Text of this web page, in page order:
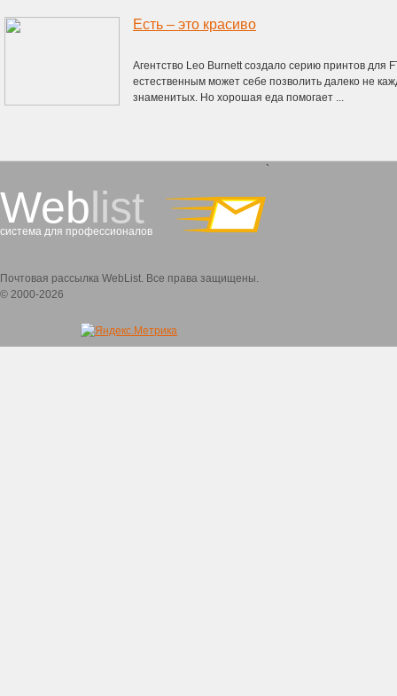
Есть – это красиво
Агентство Leo Burnett создало серию принтов для
естественным может себе позволить далеко не
знаменитых. Но хорошая еда помогает ...
Weblist
система для профессионалов
`
Почтовая рассылка WebList. Все права защищены.
© 2000-2026